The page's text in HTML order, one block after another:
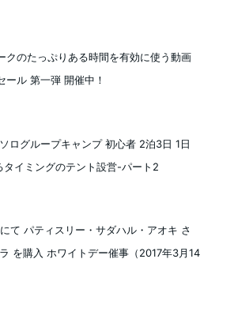
クのたっぷりある時間を有効に使う動画
ール 第一弾 開催中！
ログループキャンプ 初心者 2泊3日 1日
イミングのテント設営-パート2
て パティスリー・サダハル・アオキ さ
を購入 ホワイトデー催事（2017年3月14